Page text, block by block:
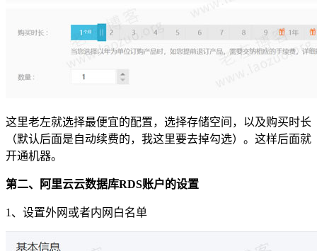
这里老左就选择最便宜的配置，选择存储空间，以及购买时长
（默认后面是自动续费的，我这里要去掉勾选）。这样后面就
开通机器。
第二、阿里云云数据库RDS账户的设置
1、设置外网或者内网白名单